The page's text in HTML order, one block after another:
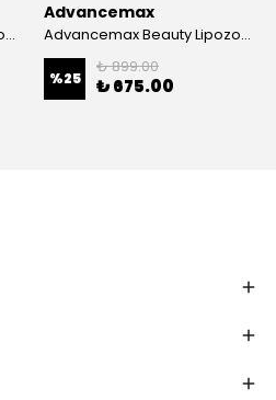
Advancemax Argimax Lipozomal Sıvı 150 ml 8684375607587
Advancemax
Advancemax Beauty Lipozomal Hyalüronik Asit Keratin Biotin Zn 30 Kapsül 8684375607556
%25
₺ 899.00
₺ 675.00